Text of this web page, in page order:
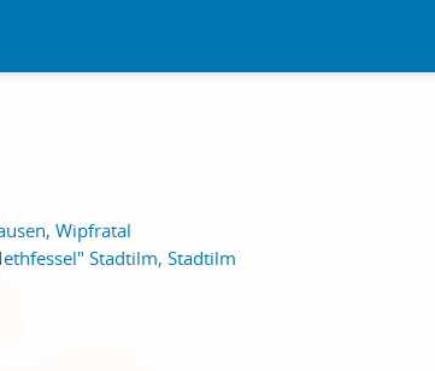
Wipfratal
Stadtilm, Stadtilm